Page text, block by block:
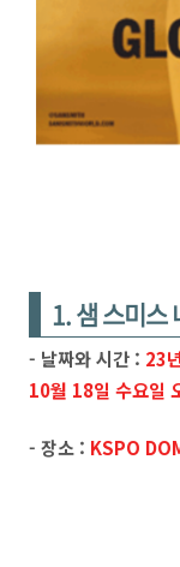
1. 샘 스미스
- 날짜와 시간 : 23
10월 18일 수요일
- 장소 : KSPO